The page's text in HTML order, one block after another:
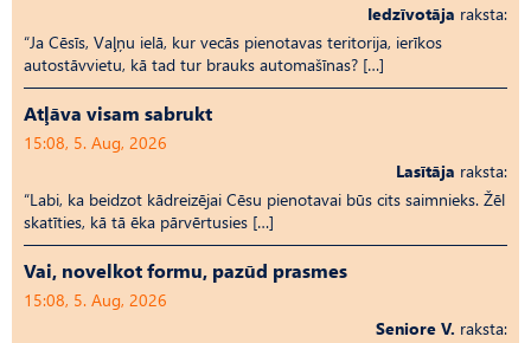
Iedzīvotāja raksta:
“Ja Cēsīs, Vaļņu ielā, kur vecās pienotavas teritorija, ierīkos
autostāvvietu, kā tad tur brauks automašīnas? […]
Atļāva visam sabrukt
15:08, 5. Aug, 2026
Lasītāja raksta:
“Labi, ka beidzot kādreizējai Cēsu pienotavai būs cits saimnieks. Žēl
skatīties, kā tā ēka pārvērtusies […]
Vai, novelkot formu, pazūd prasmes
15:08, 5. Aug, 2026
Seniore V. raksta: